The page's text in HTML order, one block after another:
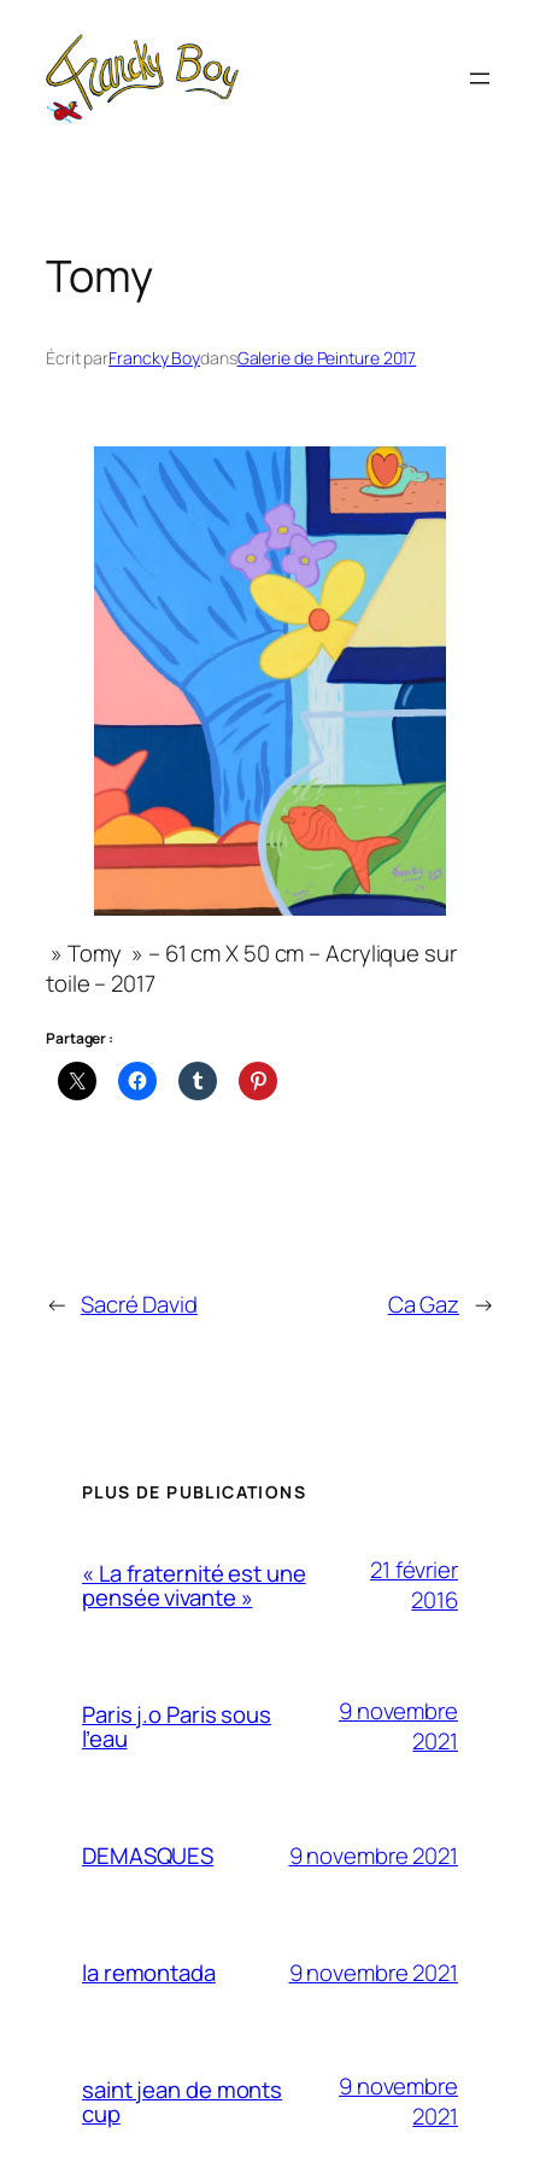
contenu
Tomy
Écrit parFrancky BoydansGalerie de Peinture 2017
» Tomy » – 61 cm X 50 cm – Acrylique sur
toile – 2017
Partager :
← Sacré David Ca Gaz →
PLUS DE PUBLICATIONS
« La fraternité est une
pensée vivante »
21 février
2016
Paris j.o Paris sous
l’eau
9 novembre
2021
DEMASQUES 9 novembre 2021
la remontada 9 novembre 2021
saint jean de monts
cup
9 novembre
2021